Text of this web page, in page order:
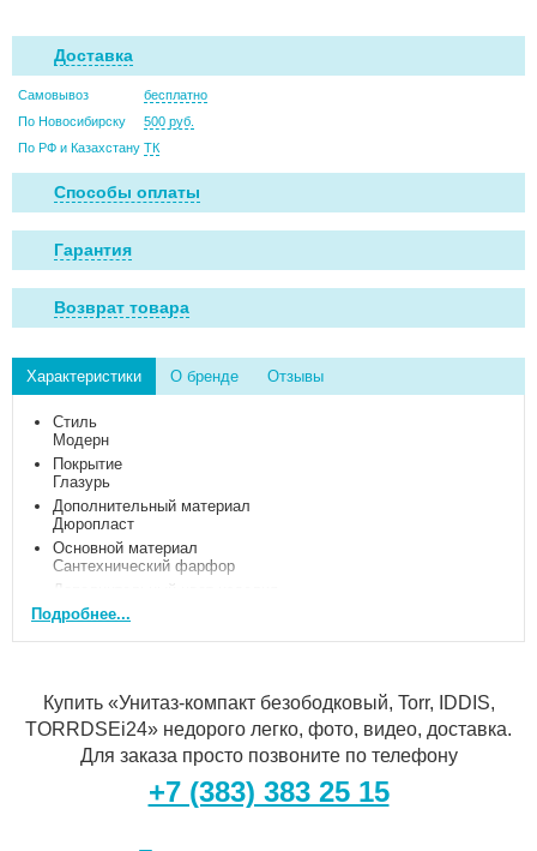
Доставка
Самовывоз
бесплатно
По Новосибирску
500 руб.
По РФ и Казахстану ТК
Способы оплаты
Гарантия
Возврат товара
Характеристики О бренде Отзывы
Стиль
Модерн
Покрытие
Глазурь
Дополнительный материал
Дюропласт
Основной материал
Сантехнический фарфор
Дополнительный цвет изделия
Белый
Подробнее...
Купить «Унитаз-компакт безободковый, Torr, IDDIS,
TORRDSEi24» недорого легко, фото, видео, доставка.
Для заказа просто позвоните по телефону
+7 (383) 383 25 15